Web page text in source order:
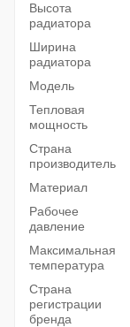
Высота
радиатора
Ширина
радиатора
Модель
Тепловая
мощность
Страна
производитель
Материал
Рабочее
давление
Максимальная
температура
Страна
регистрации
бренда